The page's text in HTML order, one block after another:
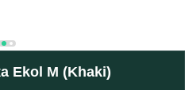
Ekol M (Khaki)